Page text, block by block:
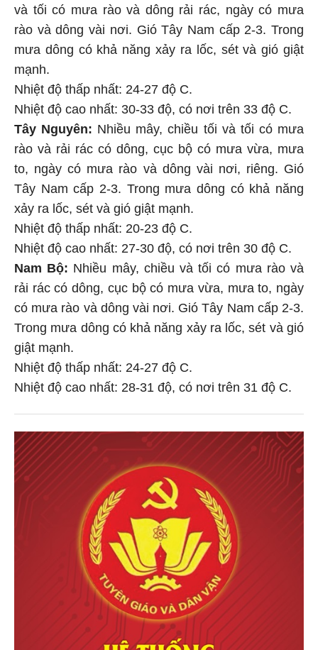
và tối có mưa rào và dông rải rác, ngày có mưa
rào và dông vài nơi. Gió Tây Nam cấp 2-3. Trong
mưa dông có khả năng xảy ra lốc, sét và gió giật
mạnh.
Nhiệt độ thấp nhất: 24-27 độ C.
Nhiệt độ cao nhất: 30-33 độ, có nơi trên 33 độ C.
Tây Nguyên: Nhiều mây, chiều tối và tối có mưa
rào và rải rác có dông, cục bộ có mưa vừa, mưa
to, ngày có mưa rào và dông vài nơi, riêng. Gió
Tây Nam cấp 2-3. Trong mưa dông có khả năng
xảy ra lốc, sét và gió giật mạnh.
Nhiệt độ thấp nhất: 20-23 độ C.
Nhiệt độ cao nhất: 27-30 độ, có nơi trên 30 độ C.
Nam Bộ: Nhiều mây, chiều và tối có mưa rào và
rải rác có dông, cục bộ có mưa vừa, mưa to, ngày
có mưa rào và dông vài nơi. Gió Tây Nam cấp 2-3.
Trong mưa dông có khả năng xảy ra lốc, sét và gió
giật mạnh.
Nhiệt độ thấp nhất: 24-27 độ C.
Nhiệt độ cao nhất: 28-31 độ, có nơi trên 31 độ C.